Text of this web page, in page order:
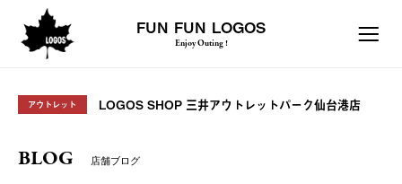
FUN FUN LOGOS
Enjoy Outing !
アウトレット LOGOS SHOP 三井アウトレットパーク仙台港店
BLOG 店舗ブログ